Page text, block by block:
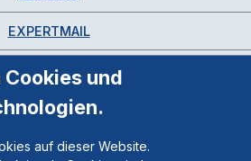
EXPERTMAIL
und
auf dieser Website.